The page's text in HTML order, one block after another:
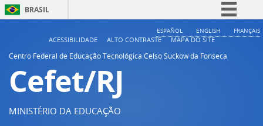
BRASIL
Simplifique!
ESPAÑOL ENGLISH FRANÇAIS
ACESSIBILIDADE ALTO CONTRASTE
MAPA DO SITE
Centro Federal de Educação Tecnológica Celso Suckow da Fonseca
Cefet/RJ
MINISTÉRIO DA EDUCAÇÃO